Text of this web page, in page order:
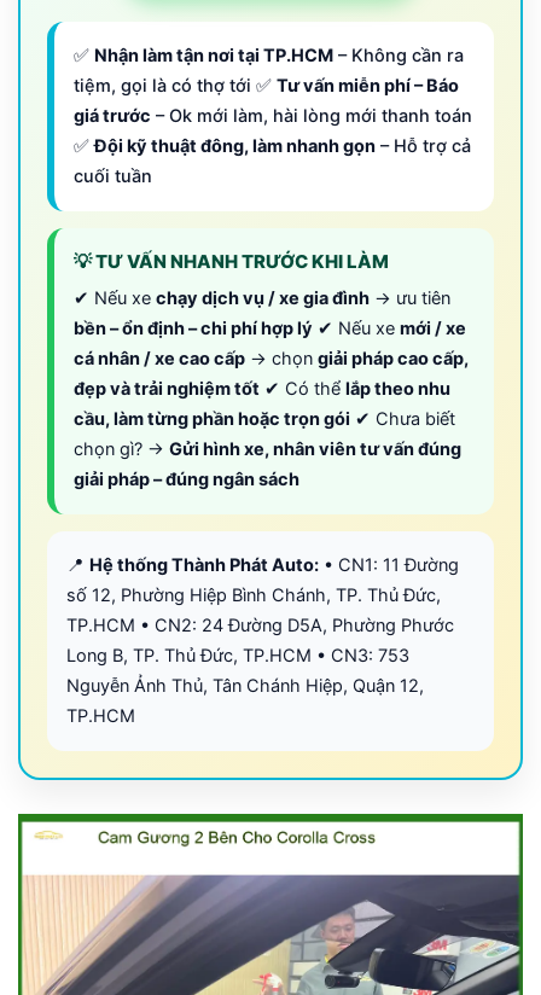
✅ Nhận làm tận nơi tại TP.HCM – Không cần ra
tiệm, gọi là có thợ tới ✅ Tư vấn miễn phí – Báo
giá trước – Ok mới làm, hài lòng mới thanh toán
✅Đội kỹ thuật đông, làm nhanh gọn – Hỗ trợ cả
cuối tuần
💡 TƯ VẤN NHANH TRƯỚC KHI LÀM
✔ Nếu xe chạy dịch vụ / xe gia đình → ưu tiên
bền – ổn định – chi phí hợp lý ✔ Nếu xe mới / xe
cá nhân / xe cao cấp → chọn giải pháp cao cấp,
đẹp và trải nghiệm tốt ✔ Có thể lắp theo nhu
cầu, làm từng phần hoặc trọn gói ✔ Chưa biết
chọn gì? → Gửi hình xe, nhân viên tư vấn đúng
giải pháp – đúng ngân sách
📍 Hệ thống Thành Phát Auto: • CN1: 11 Đường
số 12, Phường Hiệp Bình Chánh, TP. Thủ Đức,
TP.HCM • CN2: 24 Đường D5A, Phường Phước
Long B, TP. Thủ Đức, TP.HCM • CN3: 753
Nguyễn Ảnh Thủ, Tân Chánh Hiệp, Quận 12,
TP.HCM